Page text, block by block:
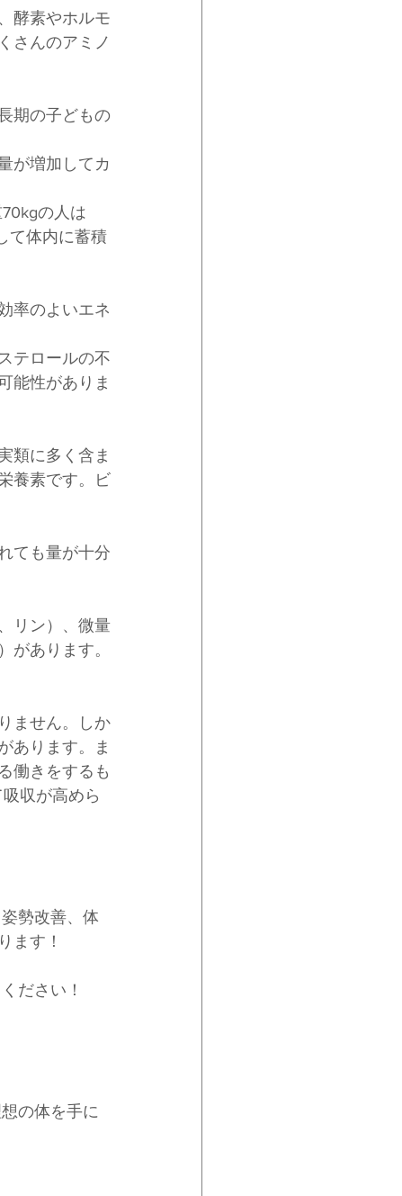
酵素やホルモ
さんのアミノ
期の子どもの
が増加してカ
の人は
て体内に蓄積
率のよいエネ
テロールの不
能性がありま
類に多く含ま
養素です。ビ
ても量が十分
リン）、微量
があります。
ません。しか
あります。ま
働きをするも
収が高めら
勢改善、体
ます！
ださい！
の体を手に